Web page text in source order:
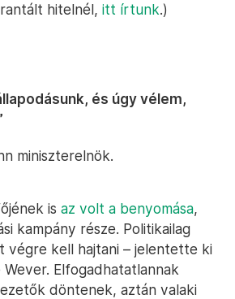
hitelnél, itt írtunk.)
és úgy vélem,
miniszterelnök.
is az volt a benyomása,
kampány része. Politikailag
kell hajtani – jelentette ki
Elfogadhatatlannak
döntenek, aztán valaki